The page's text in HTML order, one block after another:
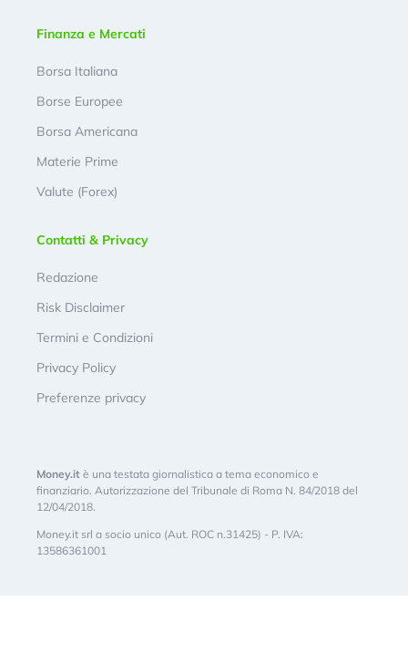
Finanza e Mercati
Borsa Italiana
Borse Europee
Borsa Americana
Materie Prime
Valute (Forex)
Contatti & Privacy
Redazione
Risk Disclaimer
Termini e Condizioni
Privacy Policy
Preferenze privacy
Money.it è una testata giornalistica a tema economico e
finanziario. Autorizzazione del Tribunale di Roma N. 84/2018 del
12/04/2018.
Money.it srl a socio unico (Aut. ROC n.31425) - P. IVA:
13586361001